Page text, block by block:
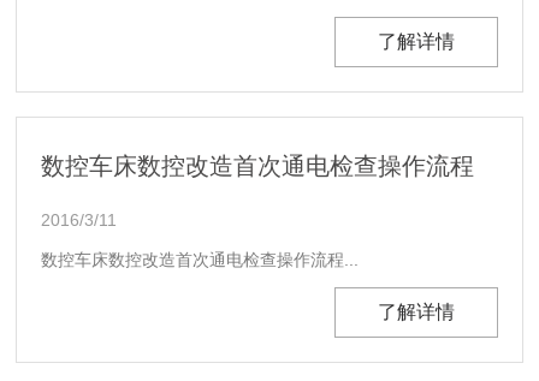
了解详情
数控车床数控改造首次通电检查操作流程
2016/3/11
数控车床数控改造首次通电检查操作流程...
了解详情